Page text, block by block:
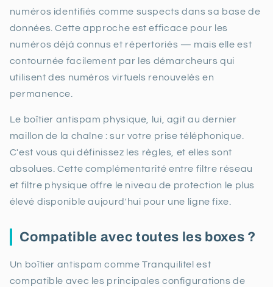
numéros identifiés comme suspects dans sa base de
données. Cette approche est efficace pour les
numéros déjà connus et répertoriés — mais elle est
contournée facilement par les démarcheurs qui
utilisent des numéros virtuels renouvelés en
permanence.
Le boîtier antispam physique, lui, agit au dernier
maillon de la chaîne : sur votre prise téléphonique.
C'est vous qui définissez les règles, et elles sont
absolues. Cette complémentarité entre filtre réseau
et filtre physique offre le niveau de protection le plus
élevé disponible aujourd'hui pour une ligne fixe.
Compatible avec toutes les boxes ?
Un boîtier antispam comme Tranquilitel est
compatible avec les principales configurations de